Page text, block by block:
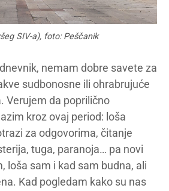
SIV-a), foto: Peščanik
nemam dobre savete za
sudbonosne ili ohrabrujuće
Verujem da poprilično
kroz ovaj period: loša
za odgovorima, čitanje
tuga, paranoja… pa novi
loša sam i kad sam budna, ali
Kad pogledam kako su nas